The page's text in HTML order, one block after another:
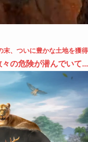
末、ついに豊かな土地を獲得
の危険が潜んでいて...